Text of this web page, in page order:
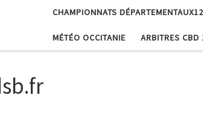
CHAMPIONNATS
MÉTÉO OCCITANIE ARBITRES CBD